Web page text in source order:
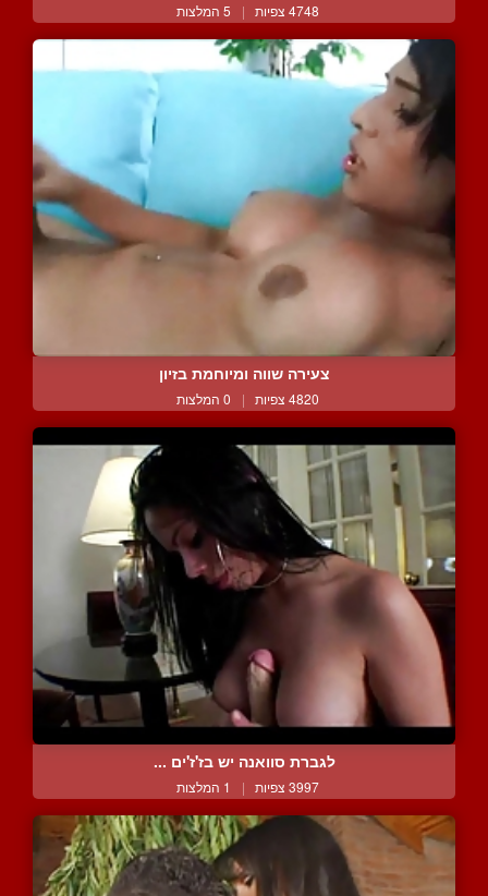
4748 צפיות | 5 המלצות
צעירה שווה ומיוחמת בזיון
4820 צפיות | 0 המלצות
לגברת סוואנה יש בז'ז'ים ...
3997 צפיות | 1 המלצות